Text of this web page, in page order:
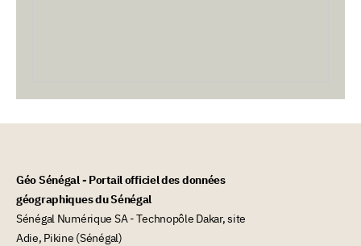
Géo Sénégal - Portail officiel des données
géographiques du Sénégal
Sénégal Numérique SA - Technopôle Dakar, site
Adie, Pikine (Sénégal)